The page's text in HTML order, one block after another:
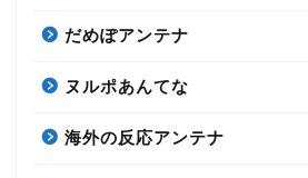
だめぽアンテナ
ヌルポあんてな
海外の反応アンテナ